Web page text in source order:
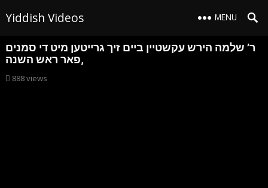
Yiddish Videos MENU
ר’ שלמה הירש עקשטיין ביים זיך גרייטען מיט די סמנים
פאר ראש השנה,
888views